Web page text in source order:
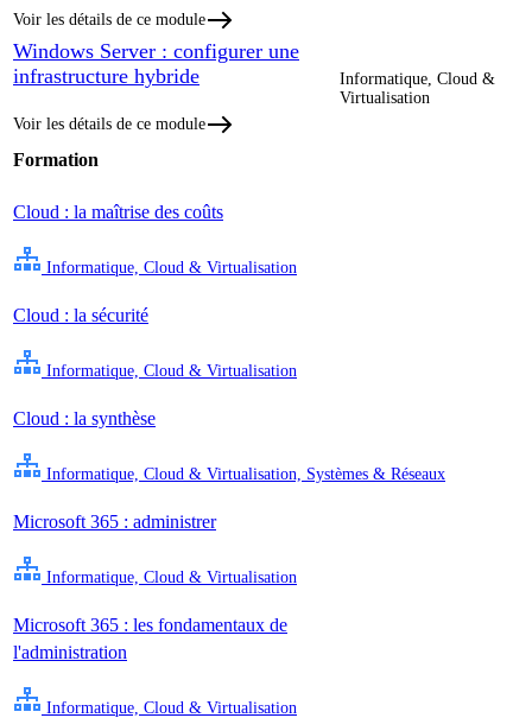
Voir les détails de ce module
Windows Server : configurer une
infrastructure hybride
Voir les détails de ce module
Informatique, Cloud &
Virtualisation
Formation
Cloud : la maîtrise des coûts
Informatique, Cloud & Virtualisation
Cloud : la sécurité
Informatique, Cloud & Virtualisation
Cloud : la synthèse
Informatique, Cloud & Virtualisation, Systèmes & Réseaux
Microsoft 365 : administrer
Informatique, Cloud & Virtualisation
Microsoft 365 : les fondamentaux de
l'administration
Informatique, Cloud & Virtualisation